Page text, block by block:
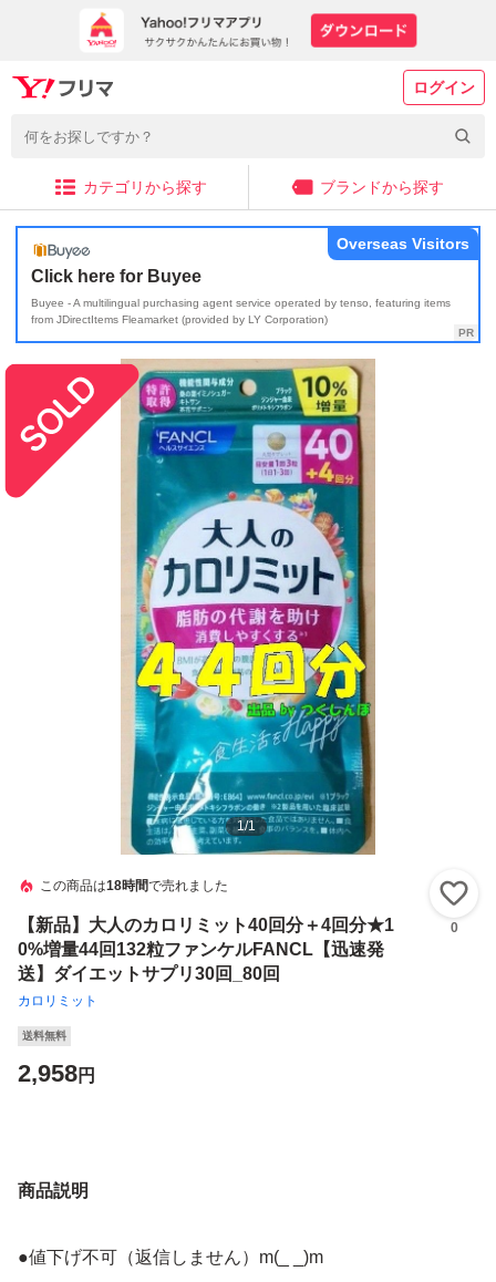
ログイン
カテゴリから探す ブランドから探す
Click here for Buyee
Buyee - A multilingual purchasing agent service operated by tenso, featuring items
from JDirectItems Fleamarket (provided by LY Corporation)
Overseas Visitors
1/1
この商品は18時間で売れました
【新品】大人のカロリミット40回分＋4回分★1
0%増量44回132粒ファンケルFANCL【迅速発
送】ダイエットサプリ30回_80回
カロリミット
0
送料無料
2,958円
商品説明
●値下げ不可（返信しません）m(_ _)m